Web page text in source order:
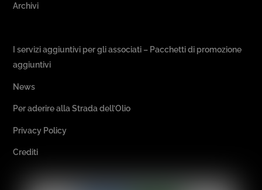
Archivi
I servizi aggiuntivi per gli associati – Pacchetti di promozione
aggiuntivi
News
Per aderire alla Strada dell’Olio
Privacy Policy
Crediti